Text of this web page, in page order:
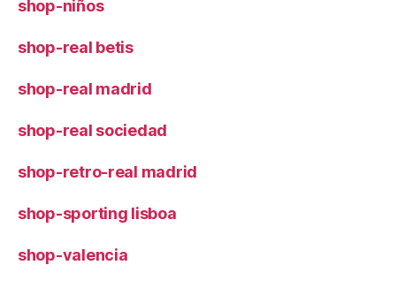
shop-niños
shop-real betis
shop-real madrid
shop-real sociedad
shop-retro-real madrid
shop-sporting lisboa
shop-valencia